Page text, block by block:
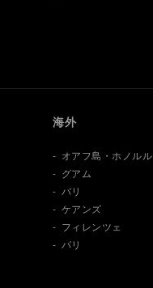
海外
オアフ島・ホノルル
グアム
バリ
ケアンズ
フィレンツェ
パリ